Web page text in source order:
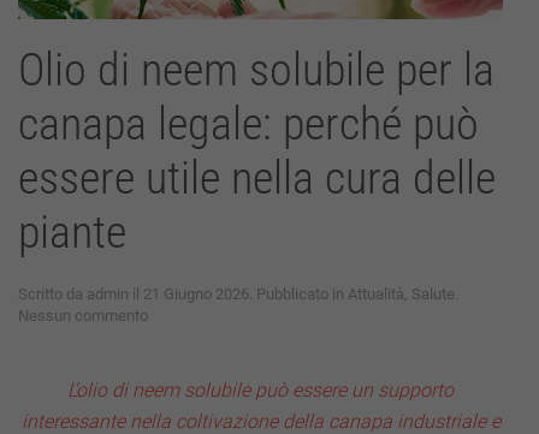
Olio di neem solubile per la
canapa legale: perché può
essere utile nella cura delle
piante
Scritto da admin il 21 Giugno 2026 . Pubblicato in Attualità Salute
Nessun commentosu
solubile
per
L’olio di neem solubile può essere un supporto
interessante nella coltivazione della canapa industriale e